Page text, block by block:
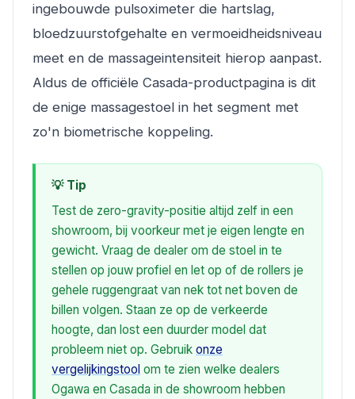
ingebouwde pulsoximeter die hartslag,
bloedzuurstofgehalte en vermoeidheidsniveau
meet en de massageintensiteit hierop aanpast.
Aldus de officiële Casada-productpagina is dit
de enige massagestoel in het segment met
zo'n biometrische koppeling.
💡 Tip
Test de zero-gravity-positie altijd zelf in een
showroom, bij voorkeur met je eigen lengte en
gewicht. Vraag de dealer om de stoel in te
stellen op jouw profiel en let op of de rollers je
gehele ruggengraat van nek tot net boven de
billen volgen. Staan ze op de verkeerde
hoogte, dan lost een duurder model dat
probleem niet op. Gebruik onze
vergelijkingstool om te zien welke dealers
Ogawa en Casada in de showroom hebben